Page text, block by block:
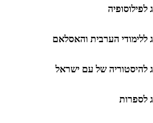
לפילוסופיה
ללימודי הערבית והאסלאם
להיסטוריה של עם ישראל
לספרות